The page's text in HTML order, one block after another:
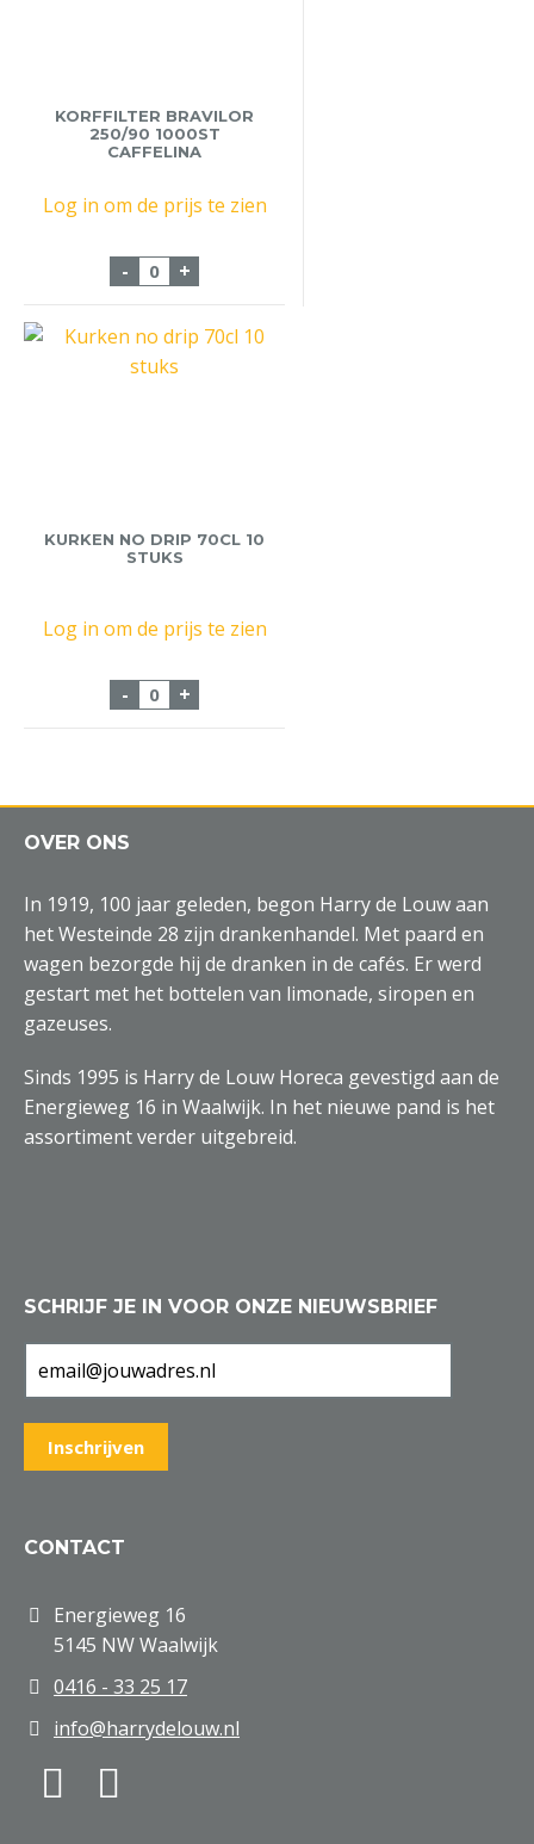
KORFFILTER BRAVILOR
250/90 1000ST
CAFFELINA
Log in om de prijs te zien
- Korffilter Bravilor 250/90 1000st
+
KURKEN NO DRIP 70CL 10
STUKS
Log in om de prijs te zien
- Kurken no drip 70cl 10 stuks aantal
+
OVER ONS
In 1919, 100 jaar geleden, begon Harry de Louw aan
het Westeinde 28 zijn drankenhandel. Met paard en
wagen bezorgde hij de dranken in de cafés. Er werd
gestart met het bottelen van limonade, siropen en
gazeuses.
Sinds 1995 is Harry de Louw Horeca gevestigd aan de
Energieweg 16 in Waalwijk. In het nieuwe pand is het
assortiment verder uitgebreid.
SCHRIJF JE IN VOOR ONZE NIEUWSBRIEF
CONTACT
Energieweg 16
5145 NW Waalwijk
0416 - 33 25 17
info@harrydelouw.nl